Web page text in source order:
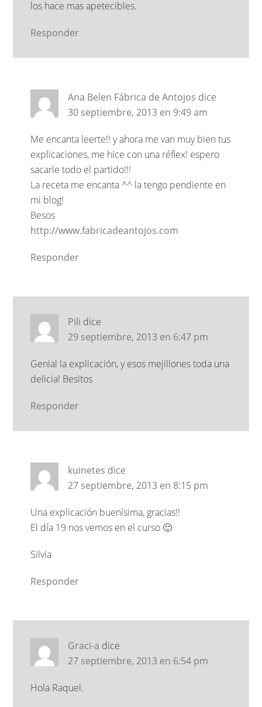
los hace mas apetecibles.
Responder
Ana Belen Fábrica de Antojos dice
30 septiembre, 2013 en 9:49 am
Me encanta leerte!! y ahora me van muy bien tus
explicaciones, me hice con una réflex! espero
sacarle todo el partido!!!
La receta me encanta ^^ la tengo pendiente en
mi blog!
Besos
http://www.fabricadeantojos.com
Responder
Pili dice
29 septiembre, 2013 en 6:47 pm
Genial la explicación, y esos mejillones toda una
delicia! Besitos
Responder
kuinetes dice
27 septiembre, 2013 en 8:15 pm
Una explicación buenísima, gracias!!
El día 19 nos vemos en el curso 🙂
Silvia
Responder
Graci-a dice
27 septiembre, 2013 en 6:54 pm
Hola Raquel.